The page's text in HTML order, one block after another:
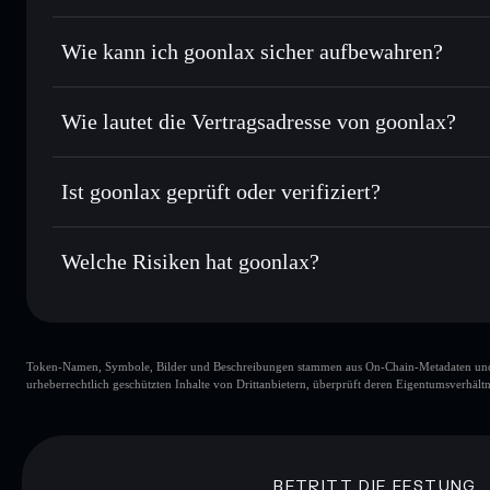
Durchschnittskosteneffekt nutzen– Schritt für Schritt
Privat senden– übertrage GOONLAX, ohne Wallets
Privacy Aggregators
kontrollierst
Privacy
Wie kann ich goonlax sicher aufbewahren?
goonlax nicht
Privacy Aggregator
Wie lautet die Vertragsadresse von goonlax?
goonlax
EyirA9rNds5sdDFujySGucyYjdhxAxrE1LRvRGSnpump
Wallet
GOONLAX
Ist goonlax geprüft oder verifiziert?
goonlax derzeit nicht
Welche Risiken hat goonlax?
goonlax
Token-Namen, Symbole, Bilder und Beschreibungen stammen aus On-Chain-Metadaten
urheberrechtlich geschützten Inhalte von Drittanbietern, überprüft deren